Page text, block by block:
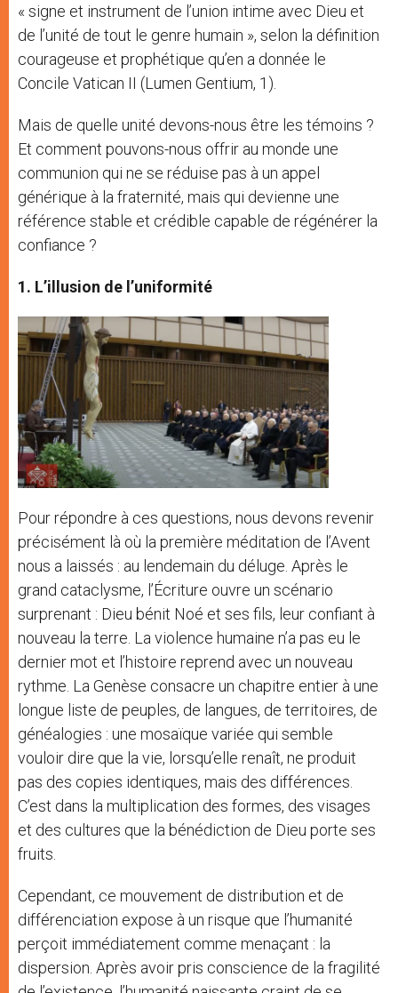
« signe et instrument de l’union intime avec Dieu et
de l’unité de tout le genre humain », selon la définition
courageuse et prophétique qu’en a donnée le
Concile Vatican II (Lumen Gentium, 1).
Mais de quelle unité devons-nous être les témoins ?
Et comment pouvons-nous offrir au monde une
communion qui ne se réduise pas à un appel
générique à la fraternité, mais qui devienne une
référence stable et crédible capable de régénérer la
confiance ?
1. L’illusion de l’uniformité
Pour répondre à ces questions, nous devons revenir
précisément là où la première méditation de l’Avent
nous a laissés : au lendemain du déluge. Après le
grand cataclysme, l’Écriture ouvre un scénario
surprenant : Dieu bénit Noé et ses fils, leur confiant à
nouveau la terre. La violence humaine n’a pas eu le
dernier mot et l’histoire reprend avec un nouveau
rythme. La Genèse consacre un chapitre entier à une
longue liste de peuples, de langues, de territoires, de
généalogies : une mosaïque variée qui semble
vouloir dire que la vie, lorsqu’elle renaît, ne produit
pas des copies identiques, mais des différences.
C’est dans la multiplication des formes, des visages
et des cultures que la bénédiction de Dieu porte ses
fruits.
Cependant, ce mouvement de distribution et de
différenciation expose à un risque que l’humanité
perçoit immédiatement comme menaçant : la
dispersion. Après avoir pris conscience de la fragilité